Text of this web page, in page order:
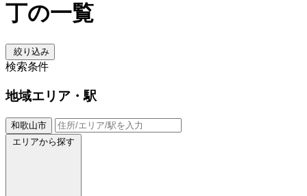
丁の一覧
絞り込み
検索条件
地域エリア・駅
和歌山市
エリアから探す